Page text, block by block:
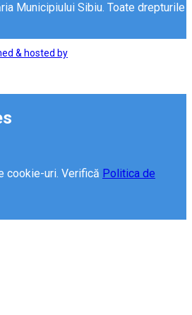
Municipiului Sibiu. Toate drepturile
& hosted by
cookie-uri. Verifică Politica de